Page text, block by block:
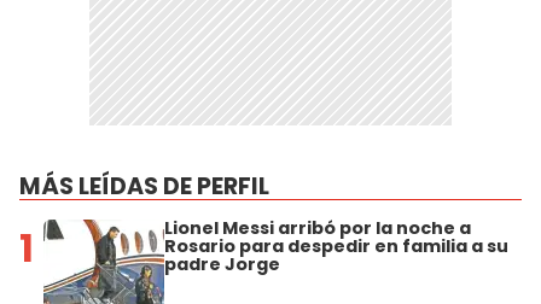
MÁS LEÍDAS DE PERFIL
1 Lionel Messi arribó por la noche a
Rosario para despedir en familia a su
padre Jorge